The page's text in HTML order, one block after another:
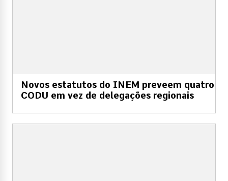
Novos estatutos do INEM preveem quatro
CODU em vez de delegações regionais